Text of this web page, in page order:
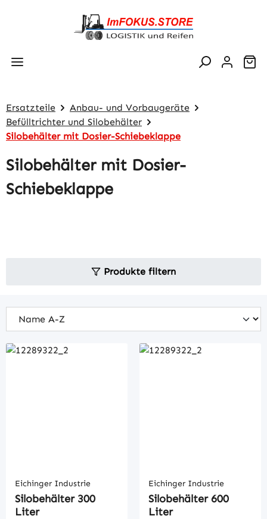
Zum Hauptinhalt springen
Ersatzteile
Anbau- und Vorbaugeräte
Befülltrichter und Silobehälter
Silobehälter mit Dosier-Schiebeklappe
Silobehälter mit Dosier-
Schiebeklappe
Produkte filtern
Eichinger Industrie
Silobehälter 300
Liter
Eichinger Industrie
Silobehälter 600
Liter